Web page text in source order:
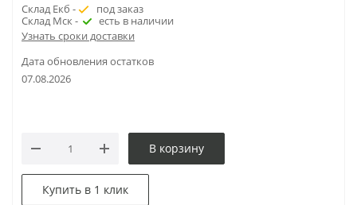
Склад Екб -
под заказ
Склад Мск -
есть в наличии
Узнать сроки доставки
Дата обновления остатков
07.08.2026
В корзину
Купить в 1 клик